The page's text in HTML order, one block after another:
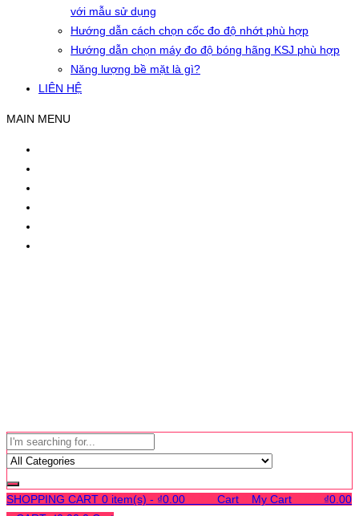
với mẫu sử dụng
Hướng dẫn cách chọn cốc đo độ nhớt phù hợp
Hướng dẫn chọn máy đo độ bóng hãng KSJ phù hợp
Năng lượng bề mặt là gì?
LIÊN HỆ
MAIN MENU
SHOPPING CART 0 item(s) - ₫0.00 Cart My Cart ₫0.00